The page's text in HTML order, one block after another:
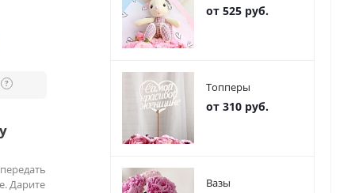
?
Дарите
от 525 руб.
Топперы
от 310 руб.
Вазы